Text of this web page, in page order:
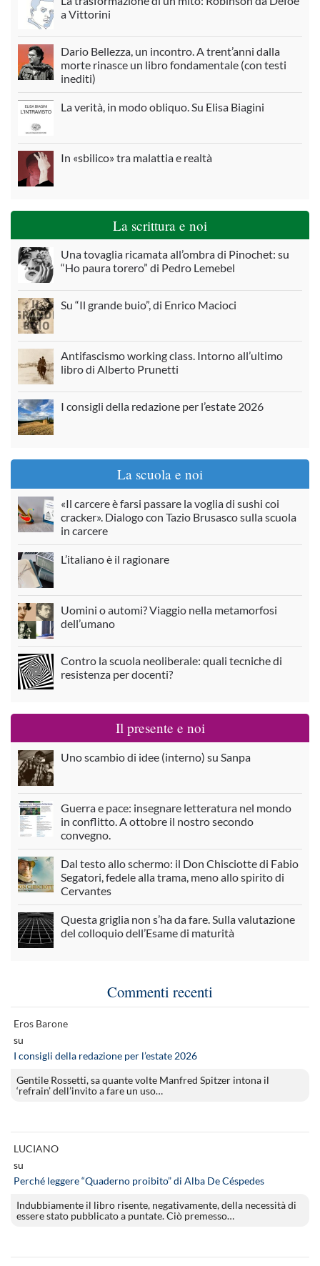
a Vittorini
Dario Bellezza, un incontro. A trent’anni dalla
morte rinasce un libro fondamentale (con testi
inediti)
La verità, in modo obliquo. Su Elisa Biagini
In «sbilico» tra malattia e realtà
La scrittura e noi
Una tovaglia ricamata all’ombra di Pinochet: su
“Ho paura torero” di Pedro Lemebel
Su “Il grande buio”, di Enrico Macioci
Antifascismo working class. Intorno all’ultimo
libro di Alberto Prunetti
I consigli della redazione per l’estate 2026
La scuola e noi
«Il carcere è farsi passare la voglia di sushi coi
cracker». Dialogo con Tazio Brusasco sulla scuola
in carcere
L’italiano è il ragionare
Uomini o automi? Viaggio nella metamorfosi
dell’umano
Contro la scuola neoliberale: quali tecniche di
resistenza per docenti?
Il presente e noi
Uno scambio di idee (interno) su Sanpa
Guerra e pace: insegnare letteratura nel mondo
in conflitto. A ottobre il nostro secondo
convegno.
Dal testo allo schermo: il Don Chisciotte di Fabio
Segatori, fedele alla trama, meno allo spirito di
Cervantes
Questa griglia non s’ha da fare. Sulla valutazione
del colloquio dell’Esame di maturità
Commenti recenti
Eros Barone
su
I consigli della redazione per l’estate 2026
Gentile Rossetti, sa quante volte Manfred Spitzer intona il
‘refrain’ dell’invito a fare un uso…
LUCIANO
su
Perché leggere “Quaderno proibito” di Alba De Céspedes
Indubbiamente il libro risente, negativamente, della necessità di
essere stato pubblicato a puntate. Ciò premesso…